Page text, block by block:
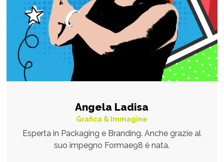
Angela Ladisa
Grafica & Immagine
Esperta in Packaging e Branding. Anche grazie al
suo impegno Formae98 è nata.